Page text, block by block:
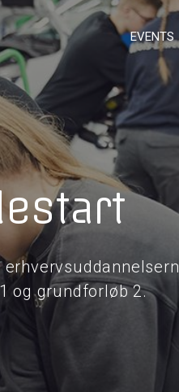
EVENTS
og grundforløb 2.